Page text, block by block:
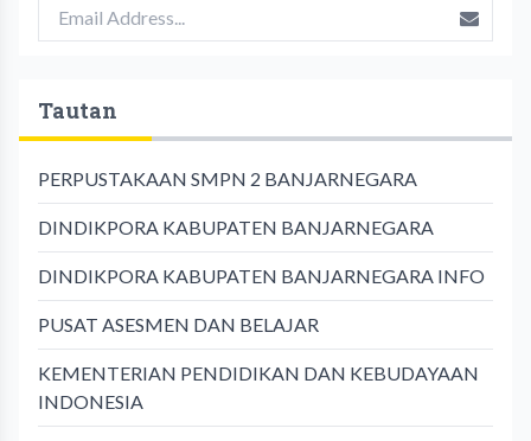
Tautan
PERPUSTAKAAN SMPN 2 BANJARNEGARA
DINDIKPORA KABUPATEN BANJARNEGARA
DINDIKPORA KABUPATEN BANJARNEGARA INFO
PUSAT ASESMEN DAN BELAJAR
KEMENTERIAN PENDIDIKAN DAN KEBUDAYAAN
INDONESIA